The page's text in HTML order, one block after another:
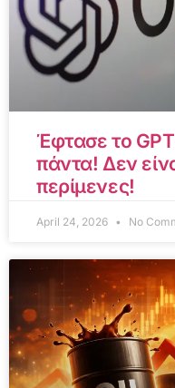
Έφτασε το
πάντα! Δεν
περίμενες!
April 24, 2026 No